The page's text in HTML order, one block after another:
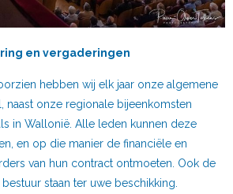
en vergaderingen
hebben wij elk jaar onze algemene
naast onze regionale bijeenkomsten
in Wallonië. Alle leden kunnen deze
en op die manier de financiële en
van hun contract ontmoeten. Ook de
staan ter uwe beschikking.